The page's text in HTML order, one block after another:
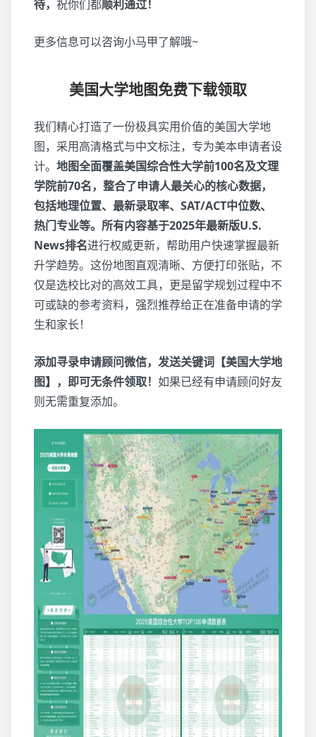
待， 祝你们都顺利通过！
更多信息可以咨询小马甲了解哦~
美国大学地图免费下载领取
我们精心打造了一份极具实用价值的美国大学地
图，采用高清格式与中文标注，专为美本申请者设
计。 地图全面覆盖美国综合性大学前100名及文理
学院前70名，整合了申请人最关心的核心数据，
包括地理位置、最新录取率、SAT/ACT中位数、
热门专业等。所有内容基于2025年最新版U.S.
News排名进行权威更新，帮助用户快速掌握最新
升学趋势。这份地图直观清晰、方便打印张贴，不
仅是选校比对的高效工具，更是留学规划过程中不
可或缺的参考资料，强烈推荐给正在准备申请的学
生和家长！
添加寻录申请顾问微信，发送关键词【美国大学地
图】，即可无条件领取！ 如果已经有申请顾问好友
则无需重复添加。